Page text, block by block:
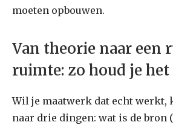
moeten opbouwen.
Van theorie naar een
ruimte: zo houd je het
Wil je maatwerk dat echt werkt,
naar drie dingen: wat is de bron